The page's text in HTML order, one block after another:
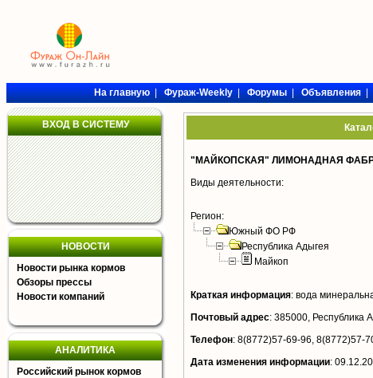
На главную|Фураж-Weekly|Форумы|Объявления
ВХОД В СИСТЕМУ
НОВОСТИ
Новости рынка кормов
Обзоры прессы
Новости компаний
АНАЛИТИКА
Российский рынок кормов
"МАЙКОПСКАЯ" ЛИМОНАДНАЯ
Виды деятельности:
Регион:
Южный ФО РФ
Республика Адыгея
Майкоп
Краткая информация: вода
Почтовый адрес: 385000, Республика
Телефон: 8(8772)57-69-96, 8(8772)57-
Дата изменения информации: